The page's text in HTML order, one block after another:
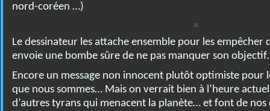
nord-coréen …)
Le dessinateur les attache ensemble pour les empêcher
envoie une bombe sûre de ne pas manquer son
Encore un message non innocent plutôt optimiste pour
que nous sommes… Mais on verrait bien à l’heure
d’autres tyrans qui menacent la planète… et font de nos